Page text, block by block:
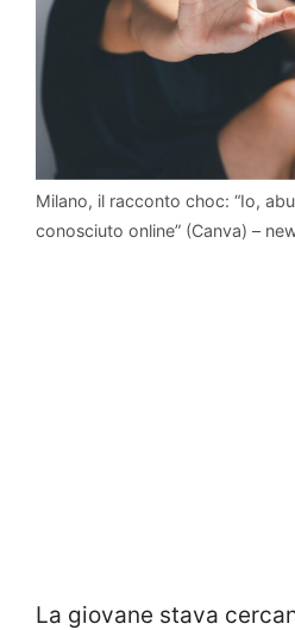
Milano, il racconto choc: “Io,
conosciuto online” (Canva) –
La giovane stava